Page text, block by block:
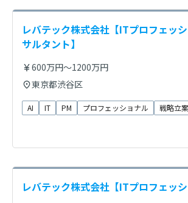
レバテック株式会社【ITプロフェッ
サルタント】
600万円～1200万円
東京都渋谷区
AI IT PM プロフェッショナル 戦略立案
レバテック株式会社【ITプロフェッシ